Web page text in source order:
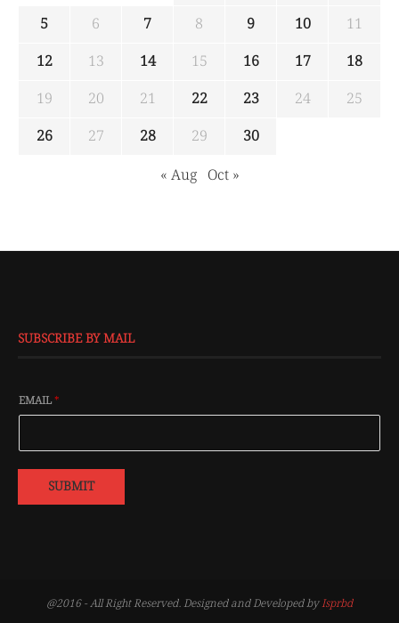
5
6 7 8 9 10
11
12
13 14 15 16 17
18
19
20 21 22 23 24
25
26
27 28 29
30
« Aug Oct »
SUBSCRIBE BY MAIL
EMAIL*
SUBMIT
@2016 - All Right Reserved. Designed and Developed byIsprbd